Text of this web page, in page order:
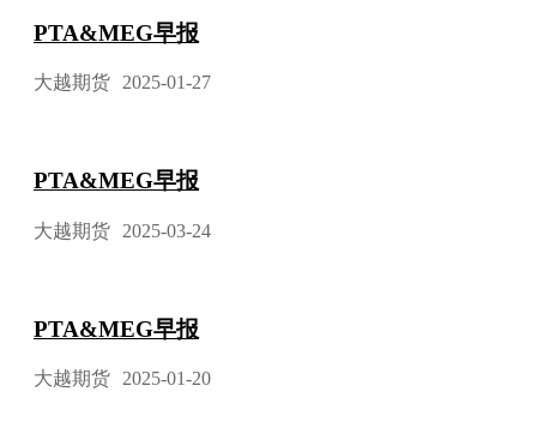
PTA&MEG早报
大越期货 2025-01-27
PTA&MEG早报
大越期货 2025-03-24
PTA&MEG早报
大越期货 2025-01-20